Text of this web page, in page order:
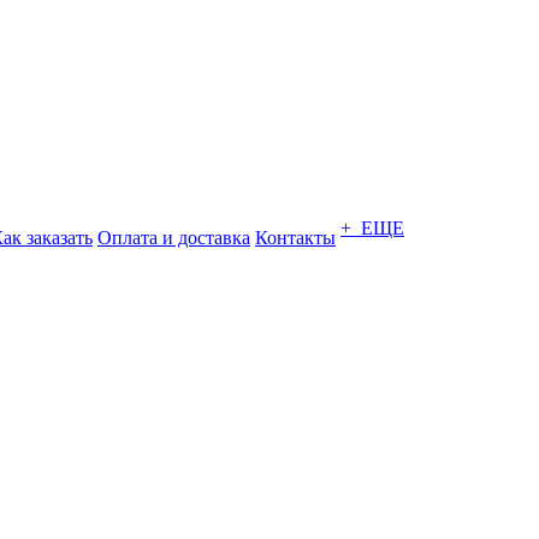
заказать Оплата и доставка Контакты + ЕЩЕ